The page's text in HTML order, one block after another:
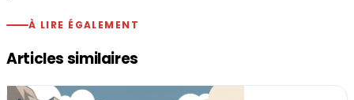
À LIRE ÉGALEMENT
Articles similaires